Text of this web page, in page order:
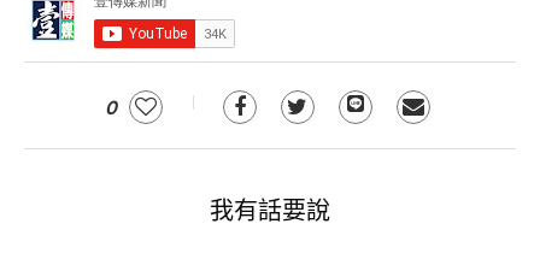
0
我有話要說